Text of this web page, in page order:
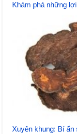
Khám phá những
Xuyên khung: Bí